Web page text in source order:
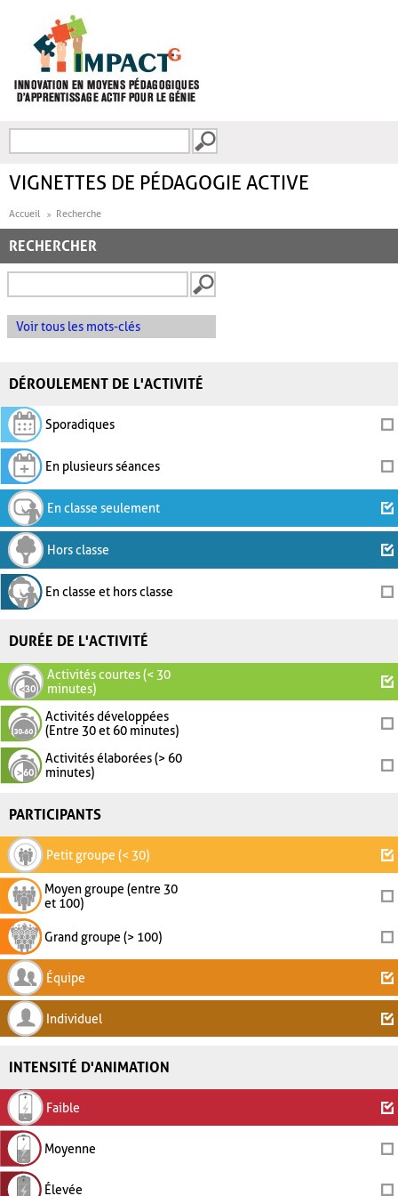
FORMULAIRE DE
VIGNETTES DE PÉDAGOGIE ACTIVE
Accueil Recherche
RECHERCHER
Voir tous les mots-clés
DÉROULEMENT DE L'ACTIVITÉ
Sporadiques
En plusieurs séances
En classe seulement
Hors classe
En classe et hors classe
DURÉE DE L'ACTIVITÉ
Activités courtes (< 30
minutes)
Activités développées
(Entre 30 et 60 minutes)
Activités élaborées (> 60
minutes)
PARTICIPANTS
Petit groupe (< 30)
Moyen groupe (entre 30
et 100)
Grand groupe (> 100)
Équipe
Individuel
INTENSITÉ D'ANIMATION
Faible
Moyenne
Élevée